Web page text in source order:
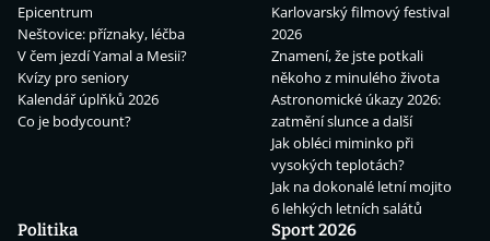
Epicentrum
Neštovice: příznaky, léčba
V čem jezdí Yamal a Mesii?
Kvízy pro seniory
Kalendář úplňků 2026
Co je bodycount?
Karlovarský filmový festival
2026
Znamení, že jste potkali
někoho z minulého života
Astronomické úkazy 2026:
zatmění slunce a další
Jak obléci miminko při
vysokých teplotách?
Jak na dokonalé letní mojito
6 lehkých letních salátů
Politika
Sport 2026